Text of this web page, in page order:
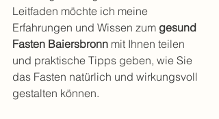
Leitfaden möchte ich meine
Erfahrungen und Wissen zum gesund
Fasten Baiersbronn mit Ihnen teilen
und praktische Tipps geben, wie Sie
das Fasten natürlich und wirkungsvoll
gestalten können.